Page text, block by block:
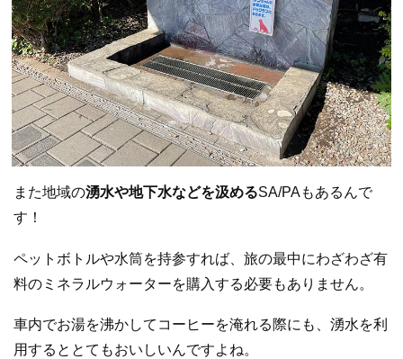
また地域の湧水や地下水などを汲めるSA/PAもあるんで
す！
ペットボトルや水筒を持参すれば、旅の最中にわざわざ有
料のミネラルウォーターを購入する必要もありません。
車内でお湯を沸かしてコーヒーを淹れる際にも、湧水を利
用するととてもおいしいんですよね。